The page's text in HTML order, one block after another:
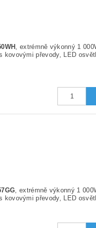
, extrémně výkonný 1
kovovými převody, LED
, extrémně výkonný 1
kovovými převody, LED